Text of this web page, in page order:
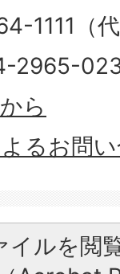
1111（
2965-
ら
るお問
イルを閲